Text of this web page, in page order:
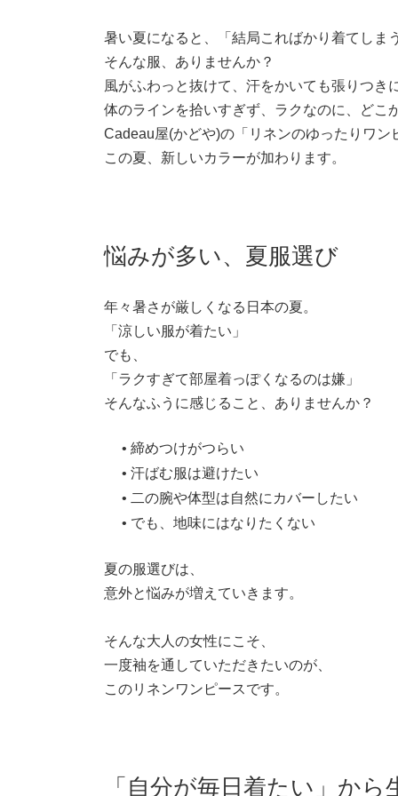
暑い夏になると、「結局こればかり着てしまう
そんな服、ありませんか？
風がふわっと抜けて、汗をかいても張りつき
体のラインを拾いすぎず、ラクなのに、どこ
Cadeau屋(かどや)の「リネンのゆったりワン
この夏、新しいカラーが加わります。
悩みが多い、夏服選び
年々暑さが厳しくなる日本の夏。
「涼しい服が着たい」
でも、
「ラクすぎて部屋着っぽくなるのは嫌」
そんなふうに感じること、ありませんか？
• 締めつけがつらい
• 汗ばむ服は避けたい
• 二の腕や体型は自然にカバーしたい
• でも、地味にはなりたくない
夏の服選びは、
意外と悩みが増えていきます。
そんな大人の女性にこそ、
一度袖を通していただきたいのが、
このリネンワンピースです。
「自分が毎日着たい」か